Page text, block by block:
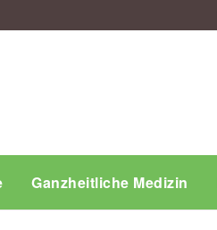
Ganzheitliche Medizin